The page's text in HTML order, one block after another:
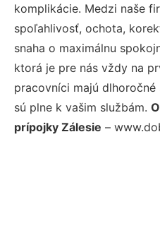
komplikácie. Medzi naše
spoľahlivosť, ochota,
snaha o maximálnu
ktorá je pre nás vždy na
pracovníci majú
sú plne k vašim službám.
prípojky Zálesie –